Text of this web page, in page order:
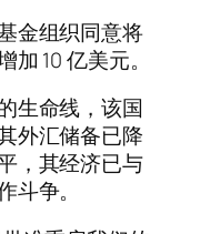
金组织同意将
10 亿美元。
生命线，该国
外汇储备已降
，其经济已与
争。